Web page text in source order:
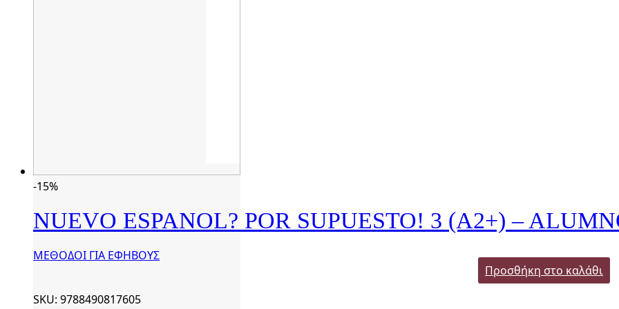
-15%
NUEVO ESPANOL? POR SUPUESTO! 3 (A2+) –
ΜΕΘΟΔΟΙ ΓΙΑ ΕΦΗΒΟΥΣ
Προσθήκη στο καλάθι
SKU: 9788490817605